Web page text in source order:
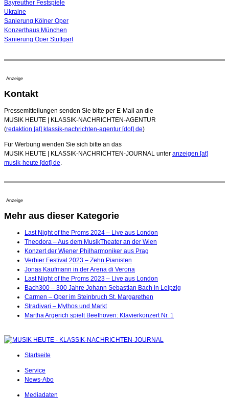
Bayreuther Festspiele
Ukraine
Sanierung Kölner Oper
Konzerthaus München
Sanierung Oper Stuttgart
Anzeige
Kontakt
Pressemitteilungen senden Sie bitte per E-Mail an die
MUSIK HEUTE | KLASSIK-NACHRICHTEN-AGENTUR
(redaktion [at] klassik-nachrichten-agentur [dot] de)
Für Werbung wenden Sie sich bitte an das
MUSIK HEUTE | KLASSIK-NACHRICHTEN-JOURNAL unter anzeigen [at]
musik-heute [dot] de
Anzeige
Mehr aus dieser Kategorie
Last Night of the Proms 2024 – Live aus London
Theodora – Aus dem MusikTheater an der Wien
Konzert der Wiener Philharmoniker aus Prag
Verbier Festival 2023 – Zehn Pianisten
Jonas Kaufmann in der Arena di Verona
Last Night of the Proms 2023 – Live aus London
Bach300 – 300 Jahre Johann Sebastian Bach in Leipzig
Carmen – Oper im Steinbruch St. Margarethen
Stradivari – Mythos und Markt
Martha Argerich spielt Beethoven: Klavierkonzert Nr. 1
Startseite
Service
News-Abo
Mediadaten